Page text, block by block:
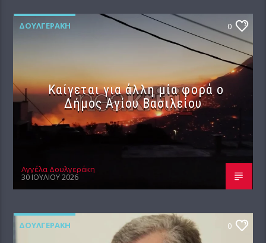
ΔΟΥΛΓΕΡΆΚΗ 0
Καίγεται για άλλη μία φορά ο
Δήμος Αγίου Βασιλείου
Αγγέλα Δουλγεράκη
30 ΙΟΥΛΊΟΥ 2026
ΔΟΥΛΓΕΡΆΚΗ 0